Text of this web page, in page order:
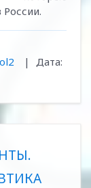
|
Дата: